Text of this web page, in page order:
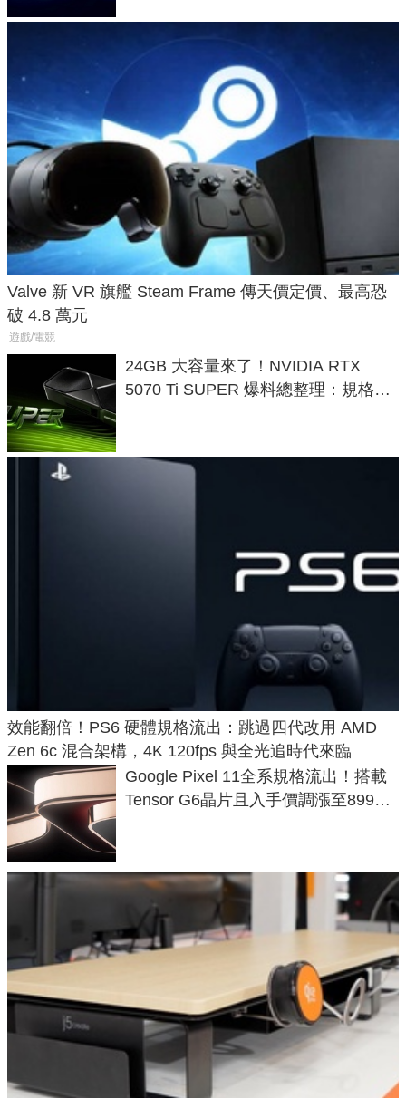
Valve 新 VR 旗艦 Steam Frame 傳天價定價、最高恐
破 4.8 萬元
遊戲/電競
24GB 大容量來了！NVIDIA RTX
5070 Ti SUPER 爆料總整理：規格、
效能翻倍！PS6 硬體規格流出：跳過四代改用 AMD
Zen 6c 混合架構，4K 120fps 與全光追時代來臨
Google Pixel 11全系規格流出！搭載
Tensor G6晶片且入手價調漲至899美